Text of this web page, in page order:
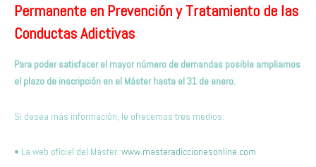
Permanente en Prevención y Tratamiento de las
Conductas Adictivas
Para poder satisfacer el mayor número de demandas posible ampliamos
el plazo de inscripción en el Máster hasta el 31 de enero.
Si desea más información, le ofrecemos tres medios:
• La web oficial del Máster: www.masteradiccionesonline.com